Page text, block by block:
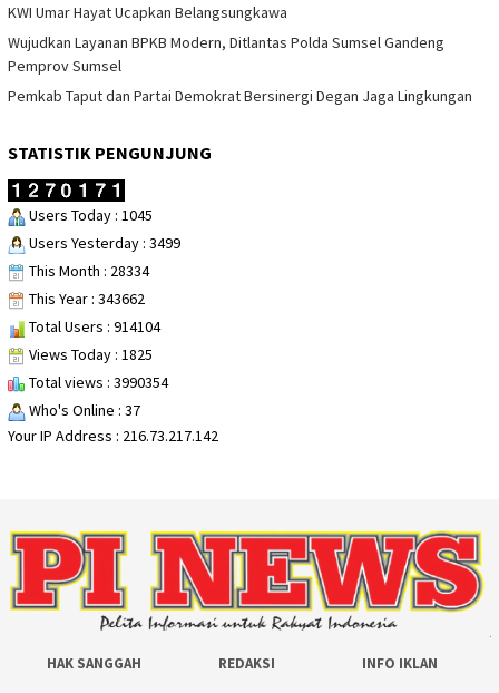
KWI Umar Hayat Ucapkan Belangsungkawa
Wujudkan Layanan BPKB Modern, Ditlantas Polda Sumsel Gandeng
Pemprov Sumsel
Pemkab Taput dan Partai Demokrat Bersinergi Degan Jaga Lingkungan
STATISTIK PENGUNJUNG
Users Today : 1045
Users Yesterday : 3499
This Month : 28334
This Year : 343662
Total Users : 914104
Views Today : 1825
Total views : 3990354
Who's Online : 37
Your IP Address : 216.73.217.142
HAK SANGGAH REDAKSI INFO IKLAN